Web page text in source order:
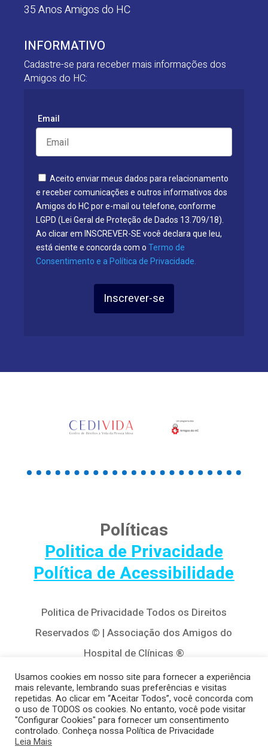
35 Anos Amigos do HC
INFORMATIVO
Cadastre-se para receber mais informações dos
Amigos do HC:
Email
Aceito enviar meus dados para relacionamento
e receber comunicações e outros informativos dos
Amigos do HC por e-mail ou telefone, conforme
LGPD (Lei Geral de Proteção de Dados 13.709/18).
Ao clicar em INSCREVER-SE você declara que leu,
está ciente e concorda com o Termo de
Consentimento e a Política de Privacidade.
Inscrever-se
Políticas
Politica de Privacidade
Política de Acessibilidade
Politica de Privacidade Todos os Direitos
Reservados © | Associação dos Amigos do
Hospital de Clínicas ®
Av. Agostinho Leão Jr, 320 – Alto da Glória,
80030-110, Curitiba / PR
(41) 3122-8650 | contato@cedivida.org.br
CNPJ: 79.698.643/0001-00
Usamos cookies em nosso site para fornecer a experiência
mais relevante, lembrando suas preferências e visitas
repetidas. Ao clicar em “Aceitar Todos”, você concorda com
o uso de TODOS os cookies. No entanto, você pode visitar
"Configurar Cookies" para fornecer um consentimento
controlado. Conheça nossa Política de Privacidade
Leia Mais